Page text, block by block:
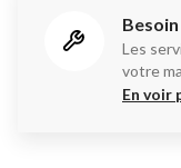
Les
votre
En voir